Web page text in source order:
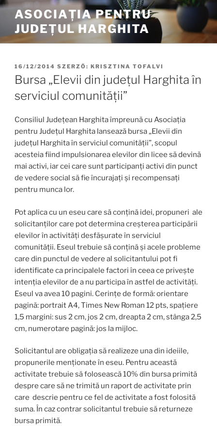
Tartalomhoz
ASOCIAȚIA PENTRU
JUDEȚUL HARGHITA
BEKÜLDVE:
16/12/2014 SZERZŐ: KRISZTINA TOFALVI
Bursa „Elevii din județul Harghita în
serviciul comunității”
Consiliul Județean Harghita împreună cu Asociația
pentru Județul Harghita lansează bursa „Elevii din
județul Harghita în serviciul comunității”, scopul
acesteia fiind impulsionarea elevilor din licee să devină
mai activi, iar cei care sunt participanți activi din punct
de vedere social să fie încurajați și recompensați
pentru munca lor.
Pot aplica cu un eseu care să conțină idei, propuneri ale
solicitanților care pot determina creșterea participării
elevilor în activități desfășurate în serviciul
comunității. Eseul trebuie să conțină și acele probleme
care din punctul de vedere al solicitantului pot fi
identificate ca principalele factori în ceea ce privește
intenția elevilor de a nu participa în astfel de activități.
Eseul va avea 10 pagini. Cerințe de formă: orientare
pagină: portrait A4, Times New Roman 12 pts, spațiere
1,5 margini: sus 2 cm, jos 2 cm, dreapta 2 cm, stânga 2,5
cm, numerotare pagină: jos la mijloc.
Solicitantul are obligația să realizeze una din ideiile,
propunerile menționate în eseu. Pentru această
activitate trebuie să folosească 10% din bursa primită
despre care să ne trimită un raport de activitate prin
care descrie pentru ce fel de activitate a fost folosită
suma. În caz contrar solicitantul trebuie să returneze
bursa primită.